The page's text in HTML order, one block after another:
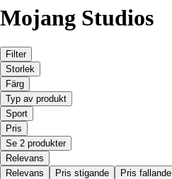
Mojang Studios
Filter
Storlek
Färg
Typ av produkt
Sport
Pris
Se 2 produkter
Relevans
Relevans
Pris stigande Pris fallande